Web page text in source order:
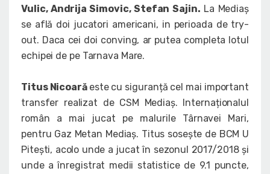
Vulic, Andrija Simovic, Stefan Sajin. La Mediaș
se află doi jucatori americani, in perioada de try-
out. Daca cei doi conving, ar putea completa lotul
echipei de pe Tarnava Mare.
Titus Nicoară este cu siguranță cel mai important
transfer realizat de CSM Mediaș. Internaționalul
român a mai jucat pe malurile Târnavei Mari,
pentru Gaz Metan Mediaș. Titus sosește de BCM U
Pitești, acolo unde a jucat în sezonul 2017/2018 și
unde a înregistrat medii statistice de 9.1 puncte,